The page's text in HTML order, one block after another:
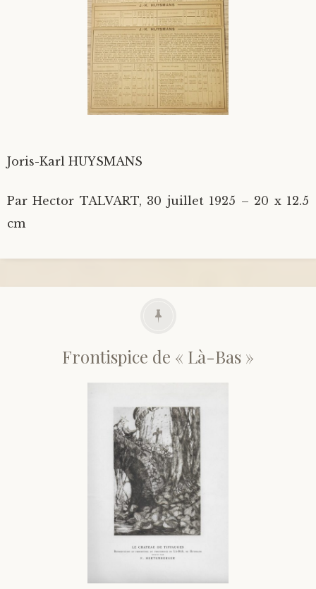
Joris-Karl HUYSMANS
Par Hector TALVART, 30 juillet 1925 – 20 x 12.5
cm
Frontispice de « Là-Bas »